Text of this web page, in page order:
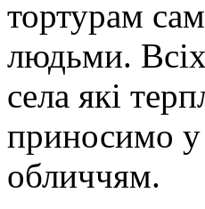
тортурам
людьми.
села які
приносимо у
обличчям.